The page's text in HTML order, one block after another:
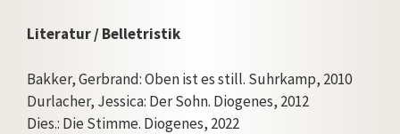
Literatur / Belletristik
Bakker, Gerbrand: Oben ist es still. Suhrkamp, 2010
Durlacher, Jessica: Der Sohn. Diogenes, 2012
Dies.: Die Stimme. Diogenes, 2022